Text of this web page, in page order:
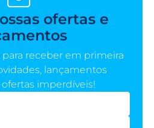
ofertas e
para receber em primeira
lançamentos
imperdíveis!